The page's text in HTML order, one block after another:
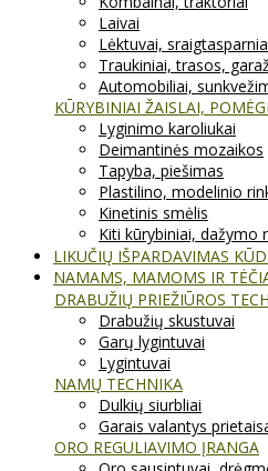
Laivai
Lėktuvai,
Traukiniai, trasos,
Automobiliai,
KŪRYBINIAI ŽAISLAI,
Lyginimo karoliukai
Deimantinės mozaikos
Tapyba, piešimas
Plastilino, modelinio
Kinetinis smėlis
Kiti kūrybiniai, dažymo
LIKUČIŲ IŠPARDAVIMAS
NAMAMS, MAMOMS IR
DRABUŽIŲ PRIEŽIŪROS
Drabužių skustuvai
Garų lygintuvai
Lygintuvai
NAMŲ TECHNIKA
Dulkių siurbliai
Garais valantys
ORO REGULIAVIMO ĮRANGA